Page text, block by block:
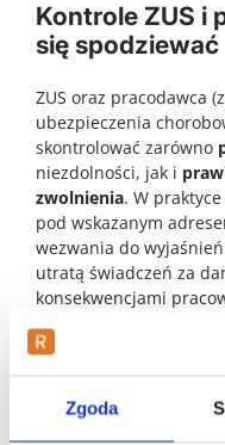
Zgoda
Kontrole ZUS i
się spodziewać
ZUS oraz pracodawca
ubezpieczenia
skontrolować zarówno
niezdolności, jak i
zwolnienia. W
pod wskazanym
wezwania do
utratą świadczeń za
konsekwencjami
przestrzeganie zaleceń
(np. co do miejsca
L4 na opiekę